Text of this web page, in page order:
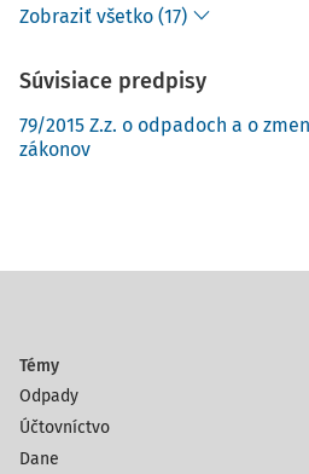
Zobraziť všetko (17)
Súvisiace predpisy
79/2015 Z.z. o odpadoch a o
zákonov
Témy
Odpady
Účtovníctvo
Dane